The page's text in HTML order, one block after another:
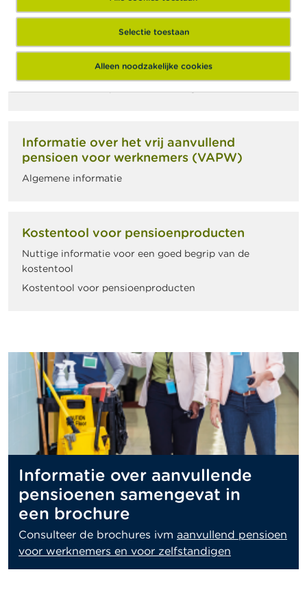
Selectie toestaan
Alleen noodzakelijke cookies
B. Sectorale pensioenplannen
C. Hoe een pensioenplan invoeren, wijzigen of
stopzetten?
D. Keuzes bij het uitwerken van een pensioenplan
Informatie over het vrij aanvullend
pensioen voor werknemers (VAPW)
Algemene informatie
Kostentool voor pensioenproducten
Nuttige informatie voor een goed begrip van de
kostentool
Kostentool voor pensioenproducten
Informatie over aanvullende
pensioenen samengevat in
een brochure
Consulteer de brochures ivm aanvullend pensioen
voor werknemers en voor zelfstandigen